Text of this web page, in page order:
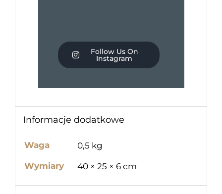
Follow Us On
Instagram
Informacje dodatkowe
Waga 0,5 kg
Wymiary 40 × 25 × 6 cm